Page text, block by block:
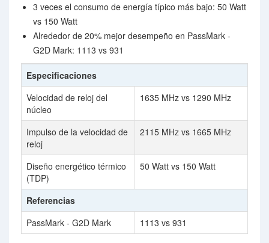
3 veces el consumo de energía típico más bajo: 50 Watt
vs 150 Watt
Alrededor de 20% mejor desempeño en PassMark -
G2D Mark: 1113 vs 931
Especificaciones
Velocidad de reloj del
núcleo
1635 MHz vs 1290 MHz
Impulso de la velocidad de
reloj
2115 MHz vs 1665 MHz
Diseño energético térmico
(TDP)
50 Watt vs 150 Watt
Referencias
PassMark - G2D Mark
1113 vs 931